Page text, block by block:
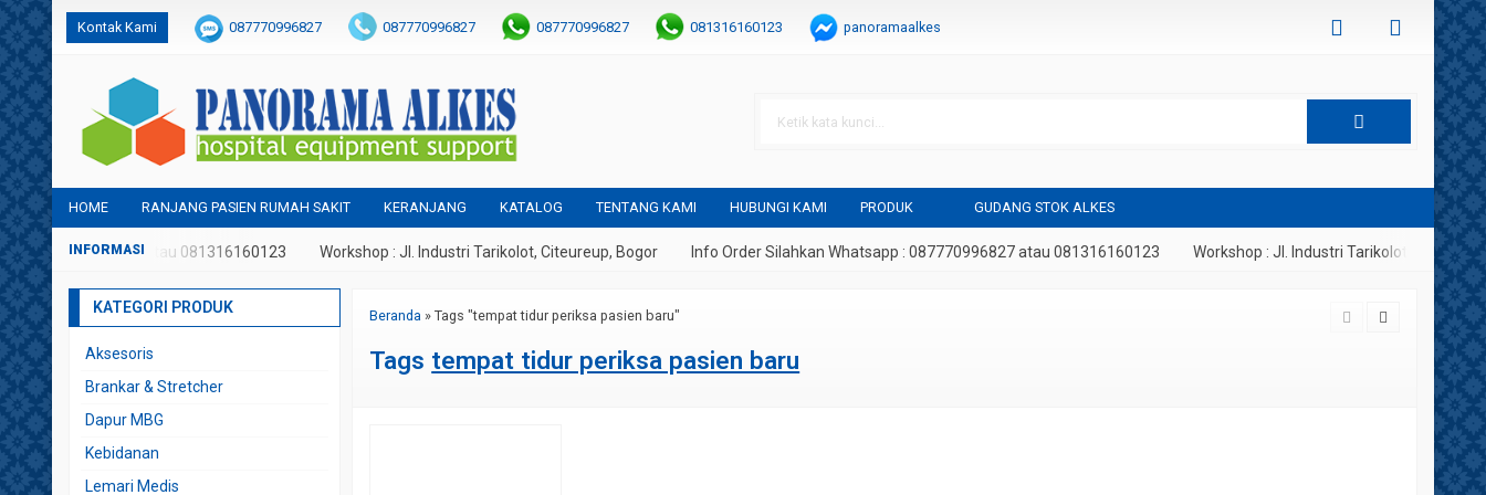
Kontak Kami 087770996827 087770996827 087770996827 081316160123 panoramaalkes
HOME RANJANG PASIEN RUMAH SAKIT KERANJANG KATALOG TENTANG KAMI HUBUNGI KAMI PRODUK GUDANG STOK ALKES
087770996827 atau 081316160123 Workshop : Jl. Industri Tarikolot, Citeureup, Bogor Info Order Silahkan Whatsapp : 087770996827 atau 081316160123 Workshop : Jl. Industri Tarikolot, Citeureup,
Beranda »Tags "tempat tidur periksa pasien baru"
Tags tempat tidur periksa pasien baru
KATEGORI PRODUK
Aksesoris
Brankar & Stretcher
Dapur MBG
Kebidanan
Lemari Medis